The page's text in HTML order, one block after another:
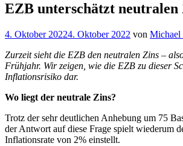
EZB unterschätzt
Veröffentlicht
4. Oktober 20224. Oktober 2022 von Michael
Zurzeit sieht die EZB den neutralen Zins –
Frühjahr. Wir zeigen, wie die EZB zu dieser
Inflationsrisiko dar.
Wo liegt der neutrale Zins?
Trotz der sehr deutlichen Anhebung um 75
der Antwort auf diese Frage spielt wiederum
Inflationsrate von 2% einstellt.